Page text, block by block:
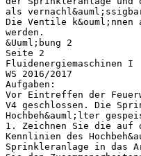
als
Die Ventile
werden.
&Uuml;bung 2
Seite 2
Fluidenergiemaschinen I
WS 2016/2017
Aufgaben:
Vor Eintreffen der
V4 geschlossen. Die
Hochbeh&auml;lter
1. Zeichnen Sie die auf
Kennlinien des
Sprinkleranlage in das